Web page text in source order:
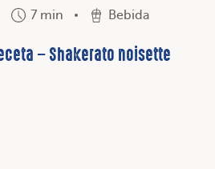
7 min Bebida
– Shakerato noisette